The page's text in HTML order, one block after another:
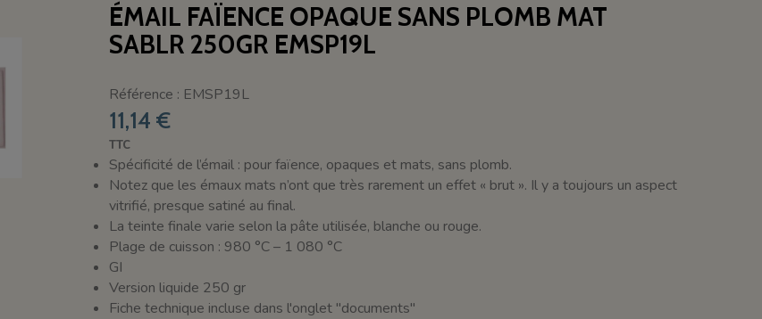
ÉMAIL FAÏENCE OPAQUE SANS PLOMB MAT
SABLR 250GR EMSP19L
Référence : EMSP19L
11,14 €
TTC
Spécificité de l’émail : pour faïence, opaques et mats, sans plomb.
Notez que les émaux mats n’ont que très rarement un effet « brut ». Il y a toujours un aspect
vitrifié, presque satiné au final.
La teinte finale varie selon la pâte utilisée, blanche ou rouge.
Plage de cuisson : 980 °C – 1 080 °C
GI
Version liquide 250 gr
Fiche technique incluse dans l'onglet "documents"